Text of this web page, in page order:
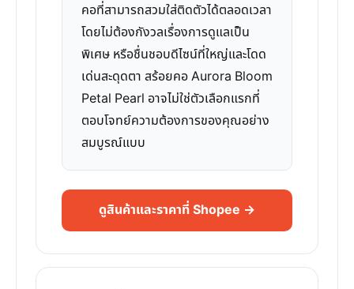
คอที่สามารถสวมใส่ติดตัวได้ตลอดเวลา
โดยไม่ต้องกังวลเรื่องการดูแลเป็น
พิเศษ หรือชื่นชอบดีไซน์ที่ใหญ่และโดด
เด่นสะดุดตา สร้อยคอ Aurora Bloom
Petal Pearl อาจไม่ใช่ตัวเลือกแรกที่
ตอบโจทย์ความต้องการของคุณอย่าง
สมบูรณ์แบบ
ดูสินค้าและราคาที่ Shopee →